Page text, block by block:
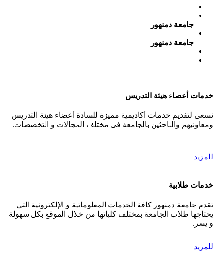
جامعة دمنهور
جامعة دمنهور
خدمات أعضاء هيئة التدريس
نسعى لتقديم خدمات أكاديمية مميزة للسادة أعضاء هيئة التدريس
ومعاونيهم والباحثين بالجامعة فى مختلف المجالات و التخصصات.
للمزيد
خدمات طلابية
تقدم جامعة دمنهور كافة الخدمات المعلوماتية و الإلكترونية التى
يحتاجها طلاب الجامعة بمختلف كلياتها من خلال الموقع بكل سهولة
و يسر.
للمزيد